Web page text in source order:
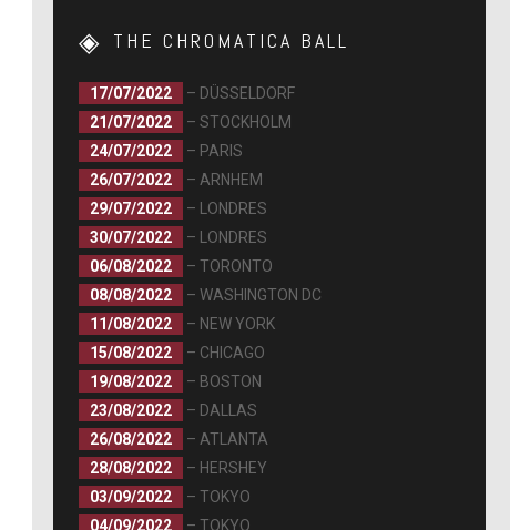
THE CHROMATICA BALL
17/07/2022
– DÜSSELDORF
21/07/2022
– STOCKHOLM
24/07/2022
– PARIS
26/07/2022
– ARNHEM
29/07/2022
– LONDRES
30/07/2022
– LONDRES
06/08/2022
– TORONTO
08/08/2022
– WASHINGTON DC
11/08/2022
– NEW YORK
15/08/2022
– CHICAGO
19/08/2022
– BOSTON
23/08/2022
– DALLAS
26/08/2022
– ATLANTA
28/08/2022
– HERSHEY
03/09/2022
– TOKYO
04/09/2022
– TOKYO